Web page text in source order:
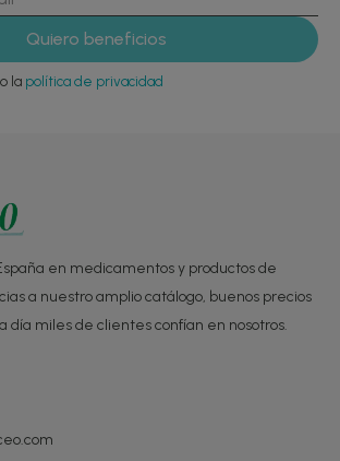
la política de privacidad
en medicamentos y productos de
a nuestro amplio catálogo, buenos precios
día miles de clientes confían en nosotros.